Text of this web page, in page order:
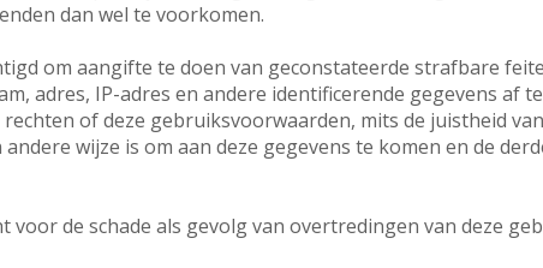
dan wel te voorkomen.
om aangifte te doen van geconstateerde strafbare
adres, IP-adres en andere identificerende gegevens af
of deze gebruiksvoorwaarden, mits de juistheid
wijze is om aan deze gegevens te komen en de
de schade als gevolg van overtredingen van deze